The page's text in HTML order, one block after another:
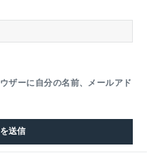
ザーに自分の名前、メールアド